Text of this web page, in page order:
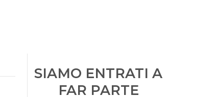
SIAMO ENTRATI A
FAR PARTE